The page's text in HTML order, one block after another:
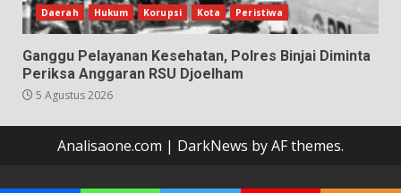
Daerah Hukum Korupsi Kota Peristiwa
Ganggu Pelayanan Kesehatan, Polres Binjai Diminta
Periksa Anggaran RSU Djoelham
5 Agustus 2026
Analisaone.com | DarkNews by AF themes.